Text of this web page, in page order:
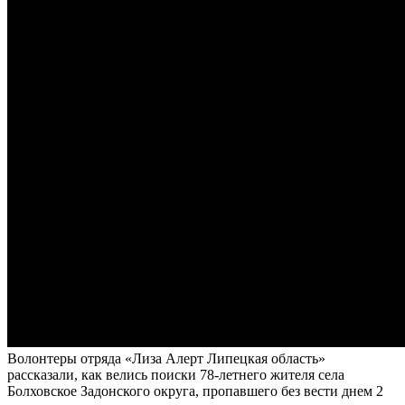
Волонтеры отряда «Лиза Алерт Липецкая область»
рассказали, как велись поиски 78-летнего жителя села
Болховское Задонского округа, пропавшего без вести днем 2